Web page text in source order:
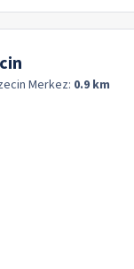
Merkez: 0.9 km